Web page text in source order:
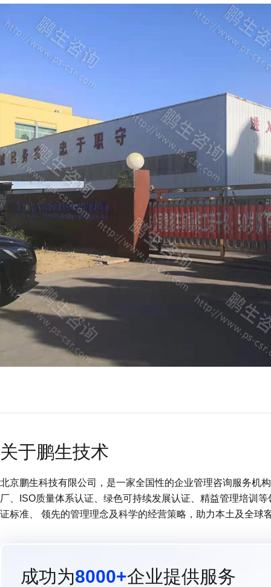
关于鹏生技术
北京鹏生科技有限公司，是一家全国性的企业管理咨询服务机
厂、ISO质量体系认证、绿色可持续发展认证、精益管理培训
证标准、 领先的管理理念及科学的经营策略，助力本土及全球
成功为8000+企业提供服务